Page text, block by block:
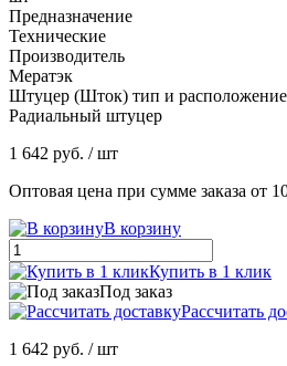
Предназначение
Технические
Производитель
Мератэк
Штуцер (Шток) тип и расположение
Радиальный штуцер
1 642 руб. / шт
Оптовая цена при сумме заказа от
В корзину
Купить в 1 клик
Под заказ
Рассчитать
1 642 руб. / шт